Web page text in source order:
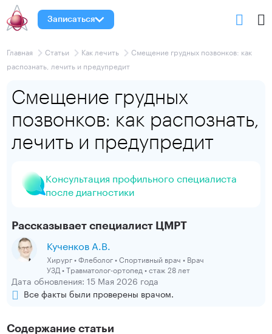
Записаться
Главная Статьи Как лечить
Смещение грудных позвонков: как
распознать, лечить и предупредит
Смещение грудных
позвонков: как распознать,
лечить и предупредит
Консультация профильного специалиста
после диагностики
Рассказывает специалист ЦМРТ
Кученков А.В.
Хирург • Флеболог • Спортивный врач • Врач
УЗД • Травматолог-ортопед • стаж 28 лет
Дата обновления: 15 Мая 2026 года
Все факты были проверены врачом.
Содержание статьи